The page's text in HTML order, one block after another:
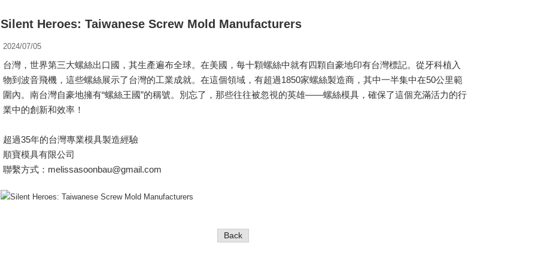
Silent Heroes: Taiwanese Screw Mold Manufacturers
2024/07/05
台灣，世界第三大螺絲出口國，其生產遍布全球。在美國，每十顆螺絲中就有四顆自豪地印有台灣標記。從牙科植入
物到波音飛機，這些螺絲展示了台灣的工業成就。在這個領域，有超過1850家螺絲製造商，其中一半集中在50公里範
圍內。南台灣自豪地擁有“螺絲王國”的稱號。別忘了，那些往往被忽視的英雄——螺絲模具，確保了這個充滿活力的行
業中的創新和效率！
超過35年的台灣專業模具製造經驗
順寶模具有限公司
聯繫方式：melissasoonbau@gmail.com
Back